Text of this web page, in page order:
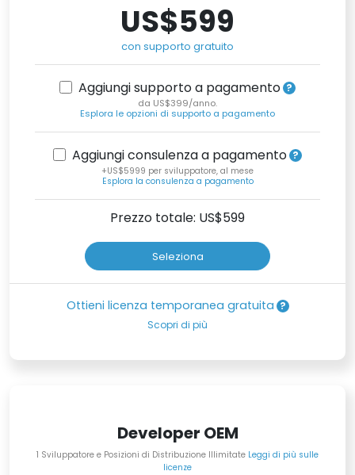
US$599
con supporto gratuito
Aggiungi supporto a pagamento
da US$399/anno.
Esplora le opzioni di supporto a pagamento
Aggiungi consulenza a pagamento
+US$5999 per sviluppatore, al mese
Esplora la consulenza a pagamento
Prezzo totale: US$599
Seleziona
Ottieni licenza temporanea gratuita
Scopri di più
Developer OEM
1 Sviluppatore e Posizioni di Distribuzione Illimitate Leggi di più sulle
licenze